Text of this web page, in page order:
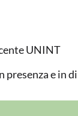
UNINT
presenza e in